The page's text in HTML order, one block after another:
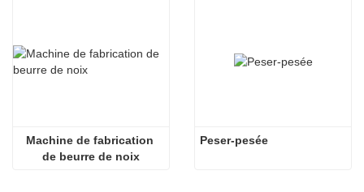
Machine de fabrication
de beurre de noix
Peser-pesée